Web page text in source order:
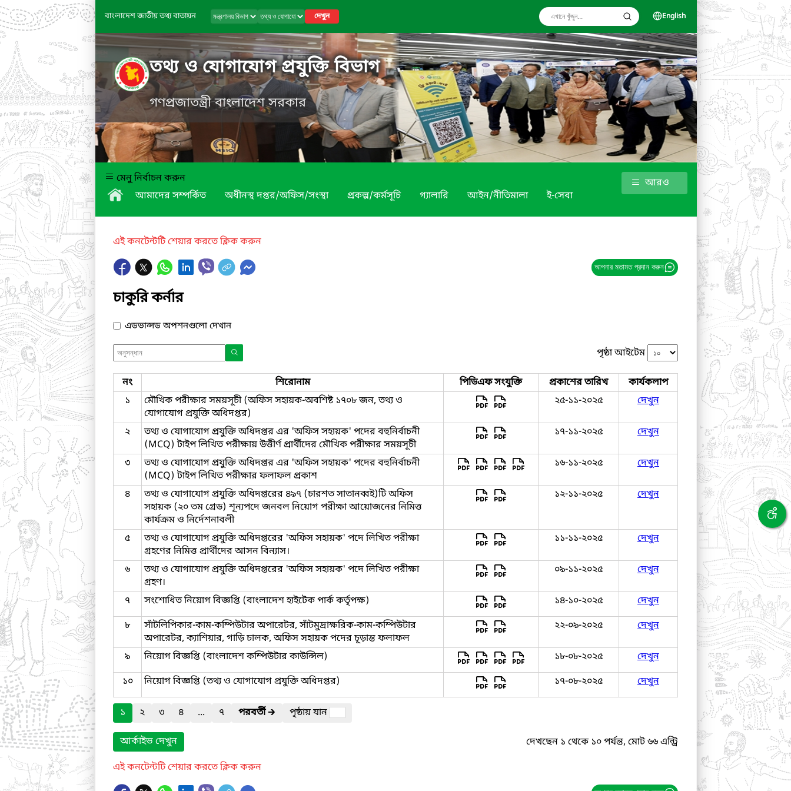
বাংলাদেশ জাতীয় তথ্য বাতায়ন দেখুন English
তথ্য ও যোগাযোগ প্রযুক্তি বিভাগ
গণপ্রজাতন্ত্রী বাংলাদেশ সরকার
মেনু নির্বাচন করুন
আমাদের সম্পর্কিত
অধীনস্থ দপ্তর/অফিস/সংস্থা প্রকল্প/কর্মসূচি গ্যালারি আইন/নীতিমালা ই-সেবা
আরও
এই কনটেন্টটি শেয়ার করতে ক্লিক করুন
আপনার মতামত প্রদান করুন
চাকুরি কর্নার
এডভান্সড অপশনগুলো দেখান
পৃষ্ঠা আইটেম
নং শিরোনাম পিডিএফ সংযুক্তি প্রকাশের তারিখ
কার্যকলাপ
১
মৌখিক পরীক্ষার সময়সূচী (অফিস সহায়ক-অবশিষ্ট ১৭০৮ জন, তথ্য ও
যোগাযোগ প্রযুক্তি অধিদপ্তর)
২৫-১১-২০২৫ দেখুন
২
তথ্য ও যোগাযোগ প্রযুক্তি অধিদপ্তর এর 'অফিস সহায়ক' পদের বহুনির্বাচনী
(MCQ) টাইপ লিখিত পরীক্ষায় উত্তীর্ণ প্রার্থীদের মৌখিক পরীক্ষার সময়সূচী
১৭-১১-২০২৫ দেখুন
৩
তথ্য ও যোগাযোগ প্রযুক্তি অধিদপ্তর এর 'অফিস সহায়ক' পদের বহুনির্বাচনী
(MCQ) টাইপ লিখিত পরীক্ষার ফলাফল প্রকাশ
১৬-১১-২০২৫ দেখুন
৪
তথ্য ও যোগাযোগ প্রযুক্তি অধিদপ্তরের ৪৯৭ (চারশত সাতানব্বই)টি অফিস
সহায়ক (২০ তম গ্রেড) শূন্যপদে জনবল নিয়োগ পরীক্ষা আয়োজনের নিমিত্ত
কার্যক্রম ও নির্দেশনাবলী
১২-১১-২০২৫ দেখুন
৫
তথ্য ও যোগাযোগ প্রযুক্তি অধিদপ্তরের 'অফিস সহায়ক' পদে লিখিত পরীক্ষা
গ্রহণের নিমিত্ত প্রার্থীদের আসন বিন্যাস।
১১-১১-২০২৫ দেখুন
৬
তথ্য ও যোগাযোগ প্রযুক্তি অধিদপ্তরের 'অফিস সহায়ক' পদে লিখিত পরীক্ষা
গ্রহণ।
০৯-১১-২০২৫ দেখুন
৭ সংশোধিত নিয়োগ বিজ্ঞপ্তি (বাংলাদেশ হাইটেক পার্ক কর্তৃপক্ষ) ১৪-১০-২০২৫
দেখুন
৮
সাঁটলিপিকার-কাম-কম্পিউটার অপারেটর, সাঁটমুদ্রাক্ষরিক-কাম-কম্পিউটার
অপারেটর, ক্যাশিয়ার, গাড়ি চালক, অফিস সহায়ক পদের চূড়ান্ত ফলাফল
২২-০৯-২০২৫ দেখুন
৯ নিয়োগ বিজ্ঞপ্তি (বাংলাদেশ কম্পিউটার কাউন্সিল) ১৮-০৮-২০২৫
দেখুন
১০
নিয়োগ বিজ্ঞপ্তি (তথ্য ও যোগাযোগ প্রযুক্তি অধিদপ্তর) ১৭-০৮-২০২৫ দেখুন
১ ২ ৩ ৪ ... ৭ পরবর্তী🡲 পৃষ্ঠায় যান
আর্কাইভ দেখুন
দেখছেন ১ থেকে ১০ পর্যন্ত, মোট ৬৬ এন্ট্রি
এই কনটেন্টটি শেয়ার করতে ক্লিক করুন